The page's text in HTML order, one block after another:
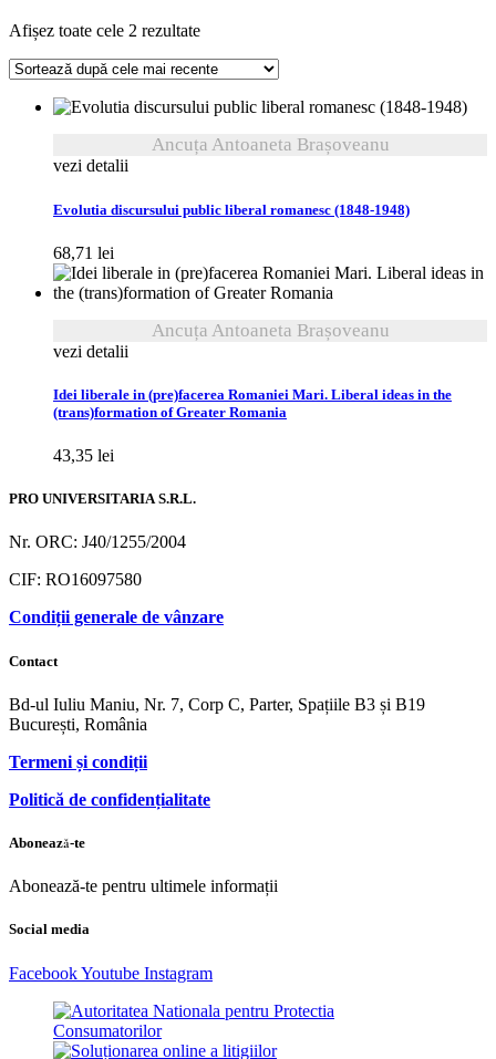
Afișez toate cele 2 rezultateSortat
cele
recente
Ancuța Antoaneta Brașoveanu
vezi detalii
Evolutia discursului public liberal romanesc (1848-1948)
68,71 lei
Ancuța Antoaneta Brașoveanu
vezi detalii
Idei liberale in (pre)facerea Romaniei Mari. Liberal ideas in the
(trans)formation of Greater Romania
43,35 lei
PRO UNIVERSITARIA S.R.L.
Nr. ORC: J40/1255/2004
CIF: RO16097580
Condiții generale de vânzare
Contact
Bd-ul Iuliu Maniu, Nr. 7, Corp C, Parter, Spațiile B3 și B19
București, România
Termeni și condiții
Politică de confidențialitate
Abonează-te
Abonează-te pentru ultimele informații
Social media
FacebookYoutube Instagram